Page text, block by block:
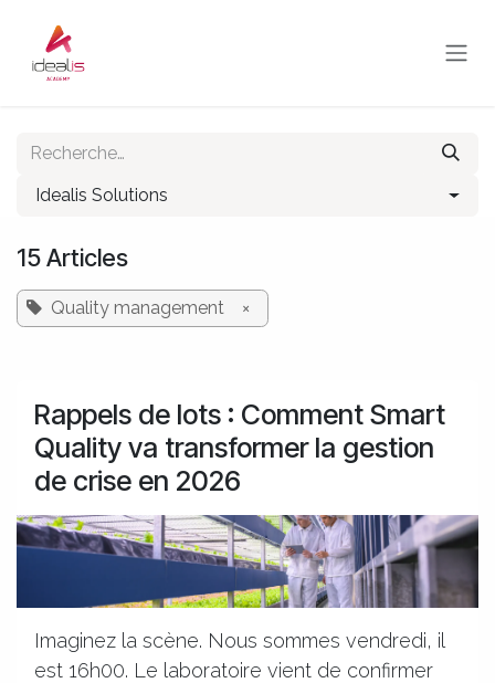
Idealis Solutions
15 Articles
Quality management ×
Rappels de lots : Comment Smart
Quality va transformer la gestion
de crise en 2026
Imaginez la scène. Nous sommes vendredi, il
est 16h00. Le laboratoire vient de confirmer